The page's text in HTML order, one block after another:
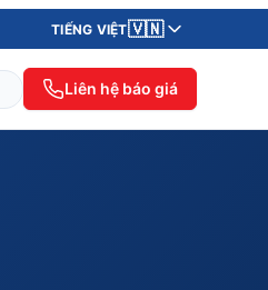
TIẾNG VIỆT 🇻🇳
Liên hệ báo giá